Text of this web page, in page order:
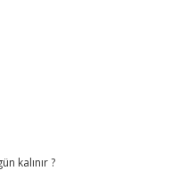
kalınır ?